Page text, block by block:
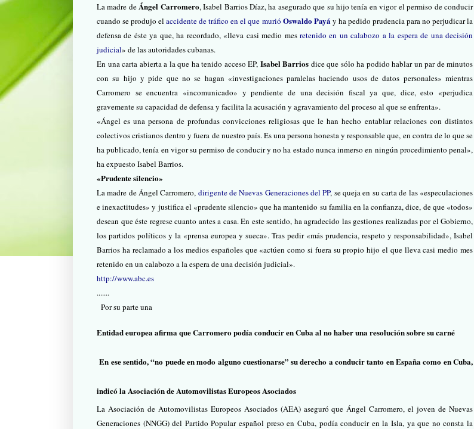
La madre deÁngel Carromero, Isabel Barrios Díaz, ha asegurado que su hijo tenía en vigor el permiso de conducir
cuando se produjo elaccidente de tráfico en el que murió Oswaldo Payáy ha pedido prudencia para no perjudicar la
defensa de éste ya que, ha recordado, «lleva casi medio mes retenido en un calabozo a la espera de una decisión
judicial» de las autoridades cubanas.
En una carta abierta a la que ha tenido acceso EP, Isabel Barrios dice que sólo ha podido hablar un par de minutos
con su hijo y pide que no se hagan «investigaciones paralelas haciendo usos de datos personales» mientras
Carromero se encuentra «incomunicado» y pendiente de una decisión fiscal ya que, dice, esto «perjudica
gravemente su capacidad de defensa y facilita la acusación y agravamiento del proceso al que se enfrenta».
«Ángel es una persona de profundas convicciones religiosas que le han hecho entablar relaciones con distintos
colectivos cristianos dentro y fuera de nuestro país. Es una persona honesta y responsable que, en contra de lo que se
ha publicado, tenía en vigor su permiso de conducir y no ha estado nunca inmerso en ningún procedimiento penal»,
ha expuesto Isabel Barrios.
«Prudente silencio»
La madre de Ángel Carromero, dirigente de Nuevas Generaciones del PP, se queja en su carta de las «especulaciones
e inexactitudes» y justifica el «prudente silencio» que ha mantenido su familia en la confianza, dice, de que «todos»
desean que éste regrese cuanto antes a casa. En este sentido, ha agradecido las gestiones realizadas por el Gobierno,
los partidos políticos y la «prensa europea y sueca». Tras pedir «más prudencia, respeto y responsabilidad», Isabel
Barrios ha reclamado a los medios españoles que «actúen como si fuera su propio hijo el que lleva casi medio mes
retenido en un calabozo a la espera de una decisión judicial».
http://www.abc.es
.......
Por su parte una
Entidad europea afirma que Carromero podía conducir en Cuba al no haber una resolución sobre su carné
En ese sentido, “no puede en modo alguno cuestionarse” su derecho a conducir tanto en España como en Cuba,
indicó la Asociación de Automovilistas Europeos Asociados
La Asociación de Automovilistas Europeos Asociados (AEA) aseguró que Ángel Carromero, el joven de Nuevas
Generaciones (NNGG) del Partido Popular español preso en Cuba, podía conducir en la Isla, ya que no consta la